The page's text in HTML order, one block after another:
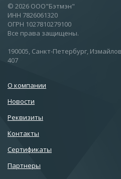
© 2026 ООО"Бэтмэн"
ИНН 7826061320
ОГРН 1027810279100
Все права защищены.
190005, Санкт-Петербург,
407
О компании
Новости
Реквизиты
Контакты
Сертификаты
Партнеры